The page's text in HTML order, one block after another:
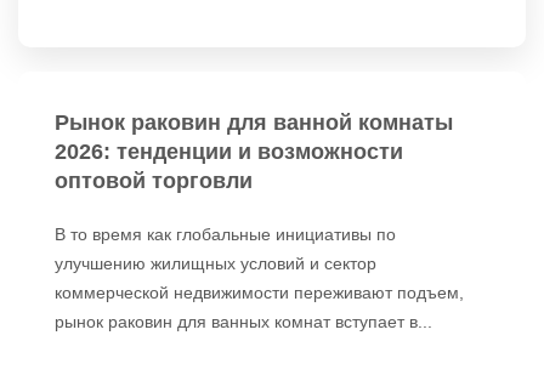
Рынок раковин для ванной комнаты
2026: тенденции и возможности
оптовой торговли
В то время как глобальные инициативы по
улучшению жилищных условий и сектор
коммерческой недвижимости переживают подъем,
рынок раковин для ванных комнат вступает в...